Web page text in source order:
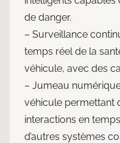
de danger.
– Surveillance
temps réel de la
véhicule, avec des
– Jumeau
véhicule permettant
interactions en
d’autres systèmes